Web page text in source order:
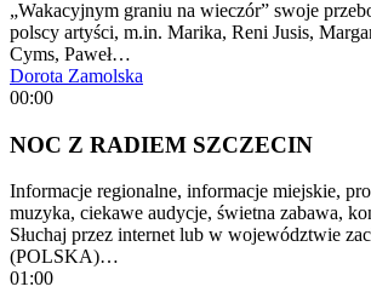
„Wakacyjnym graniu na wieczór” swoje
polscy artyści, m.in. Marika, Reni Jusis,
Cyms, Paweł…
Dorota Zamolska
00:00
NOC Z RADIEM SZCZECIN
Informacje regionalne, informacje miejskie,
muzyka, ciekawe audycje, świetna zabawa,
Słuchaj przez internet lub w województwie
(POLSKA)…
01:00